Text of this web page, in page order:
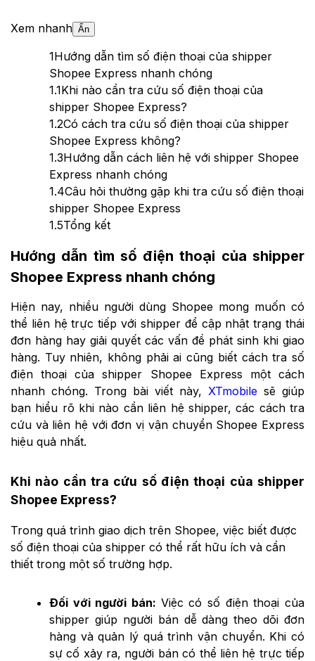
Xem nhanh Ẩn
1Hướng dẫn tìm số điện thoại của shipper
Shopee Express nhanh chóng
1.1Khi nào cần tra cứu số điện thoại của
shipper Shopee Express?
1.2Có cách tra cứu số điện thoại của shipper
Shopee Express không?
1.3Hướng dẫn cách liên hệ với shipper Shopee
Express nhanh chóng
1.4Câu hỏi thường gặp khi tra cứu số điện thoại
shipper Shopee Express
1.5Tổng kết
Hướng dẫn tìm số điện thoại của shipper
Shopee Express nhanh chóng
Hiện nay, nhiều người dùng Shopee mong muốn có
thể liên hệ trực tiếp với shipper để cập nhật trạng thái
đơn hàng hay giải quyết các vấn đề phát sinh khi giao
hàng. Tuy nhiên, không phải ai cũng biết cách tra số
điện thoại của shipper Shopee Express một cách
nhanh chóng. Trong bài viết này, XTmobile sẽ giúp
bạn hiểu rõ khi nào cần liên hệ shipper, các cách tra
cứu và liên hệ với đơn vị vận chuyển Shopee Express
hiệu quả nhất.
Khi nào cần tra cứu số điện thoại của shipper
Shopee Express?
Trong quá trình giao dịch trên Shopee, việc biết được
số điện thoại của shipper có thể rất hữu ích và cần
thiết trong một số trường hợp.
Đối với người bán: Việc có số điện thoại của
shipper giúp người bán dễ dàng theo dõi đơn
hàng và quản lý quá trình vận chuyển. Khi có
sự cố xảy ra, người bán có thể liên hệ trực tiếp